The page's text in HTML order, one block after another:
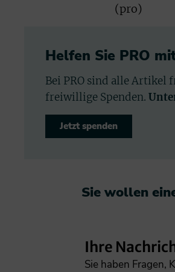
(pro)
Helfen Sie PRO
Bei PRO sind alle Artikel
freiwillige Spenden.
Jetzt spenden
Sie wollen
Ihre
Sie haben Fragen,